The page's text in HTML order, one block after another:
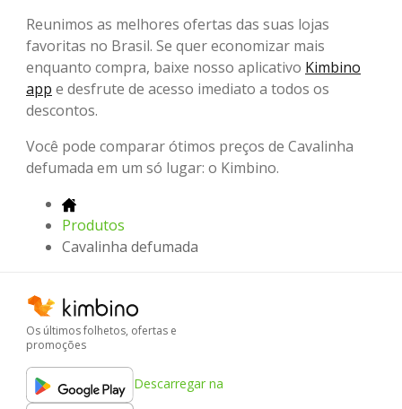
Reunimos as melhores ofertas das suas lojas
favoritas no Brasil. Se quer economizar mais
enquanto compra, baixe nosso aplicativo Kimbino
app e desfrute de acesso imediato a todos os
descontos.
Você pode comparar ótimos preços de Cavalinha
defumada em um só lugar: o Kimbino.
Produtos
Cavalinha defumada
Os últimos folhetos, ofertas e
promoções
Descarregar na